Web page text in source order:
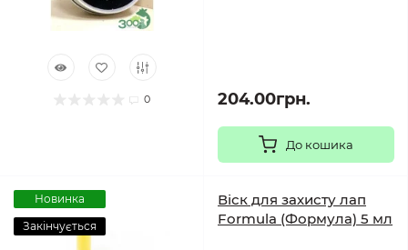
0 204.00грн.
До кошика
Новинка
Закінчується
Віск для захисту лап
Formula (Формула) 5 мл